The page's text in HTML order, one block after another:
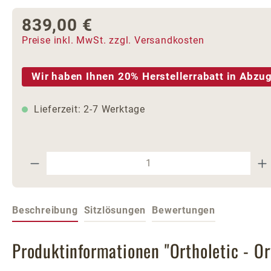
Regulärer Preis:
839,00 €
Preise inkl. MwSt. zzgl. Versandkosten
Wir haben Ihnen 20% Herstellerrabatt in
Lieferzeit: 2-7 Werktage
Produkt Anzahl: Gib den
Beschreibung Sitzlösungen Bewertungen
Produktinformationen "Ortholetic -